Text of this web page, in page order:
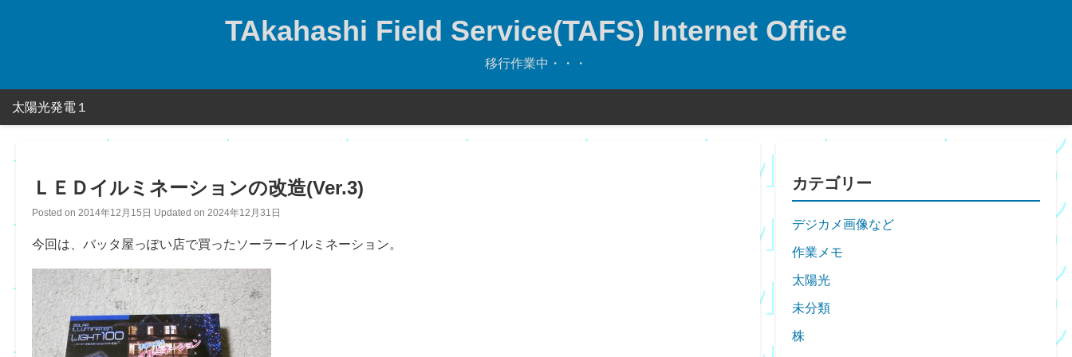
TAkahashi Field Service(TAFS) Internet Office
移行作業中・・・
太陽光発電１
ＬＥＤイルミネーションの改造(Ver.3)
Posted on 2014年12月15日 Updated on 2024年12月31日
今回は、バッタ屋っぽい店で買ったソーラーイルミネーション。
カテゴリー
デジカメ画像など
作業メモ
太陽光
未分類
株